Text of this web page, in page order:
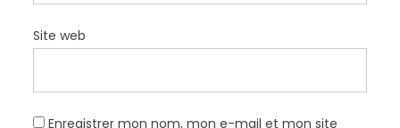
Site web
Enregistrer mon nom, mon e-mail et mon site